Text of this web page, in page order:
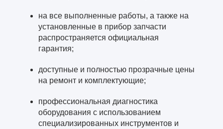
на все выполненные работы, а также на
установленные в прибор запчасти
распространяется официальная
гарантия;
доступные и полностью прозрачные цены
на ремонт и комплектующие;
профессиональная диагностика
оборудования с использованием
специализированных инструментов и